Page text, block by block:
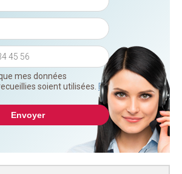
mes données
soient utilisées. En